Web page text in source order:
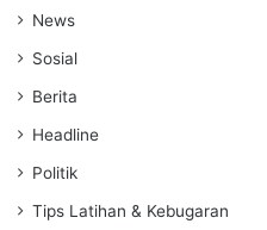
News
Sosial
Berita
Headline
Politik
Tips Latihan & Kebugaran